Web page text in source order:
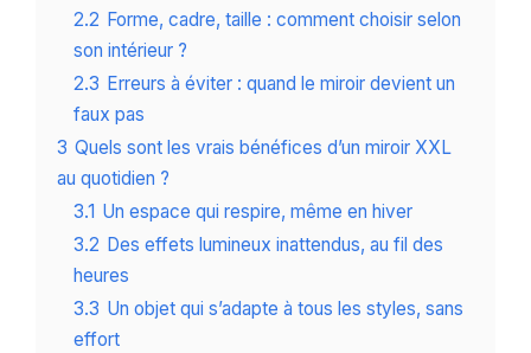
2.2 Forme, cadre, taille : comment choisir selon
son intérieur ?
2.3 Erreurs à éviter : quand le miroir devient un
faux pas
3 Quels sont les vrais bénéfices d’un miroir XXL
au quotidien ?
3.1 Un espace qui respire, même en hiver
3.2 Des effets lumineux inattendus, au fil des
heures
3.3 Un objet qui s’adapte à tous les styles, sans
effort